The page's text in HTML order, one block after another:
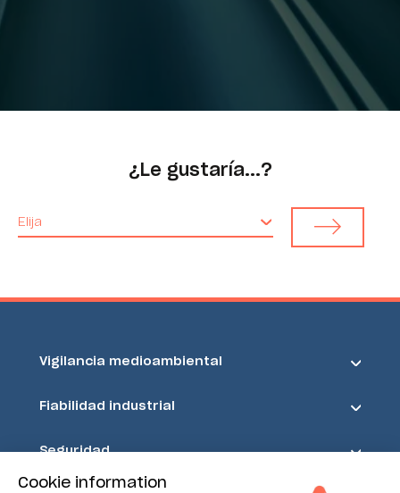
¿Le gustaría...?
Elija
Vigilancia medioambiental
Fiabilidad industrial
Seguridad
Cookie information